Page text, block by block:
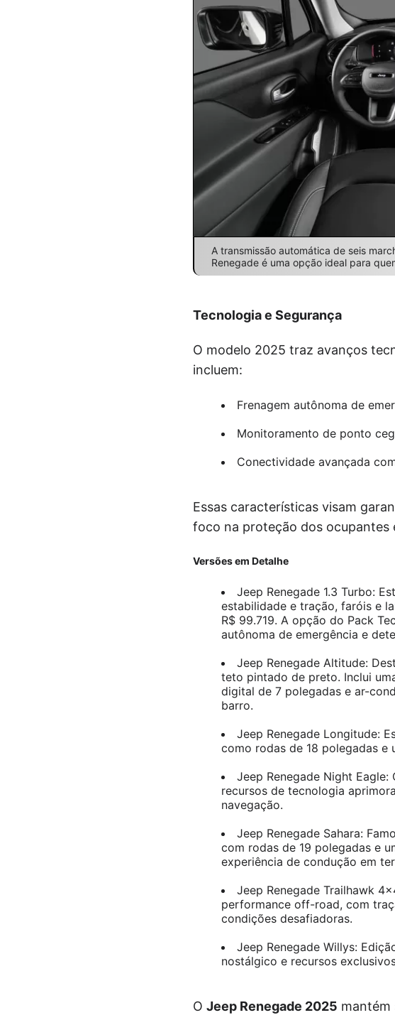
A transmissão automática de seis
Renegade é uma opção ideal para
Tecnologia e Segurança
O modelo 2025 traz avanços
incluem:
Frenagem autônoma de
Monitoramento de ponto
Conectividade avançada
Essas características visam
foco na proteção dos ocupantes
Versões em Detalhe
Jeep Renegade 1.3 Turbo:
estabilidade e tração, faróis e
R$ 99.719. A opção do Pack
autônoma de emergência e
Jeep Renegade Altitude:
teto pintado de preto. Inclui
digital de 7 polegadas e ar-
barro.
Jeep Renegade Longitude:
como rodas de 18 polegadas e
Jeep Renegade Night
recursos de tecnologia
navegação.
Jeep Renegade Sahara:
com rodas de 19 polegadas e
experiência de condução em
Jeep Renegade Trailhawk
performance off-road, com
condições desafiadoras.
Jeep Renegade Willys:
nostálgico e recursos
O Jeep Renegade 2025 mantém